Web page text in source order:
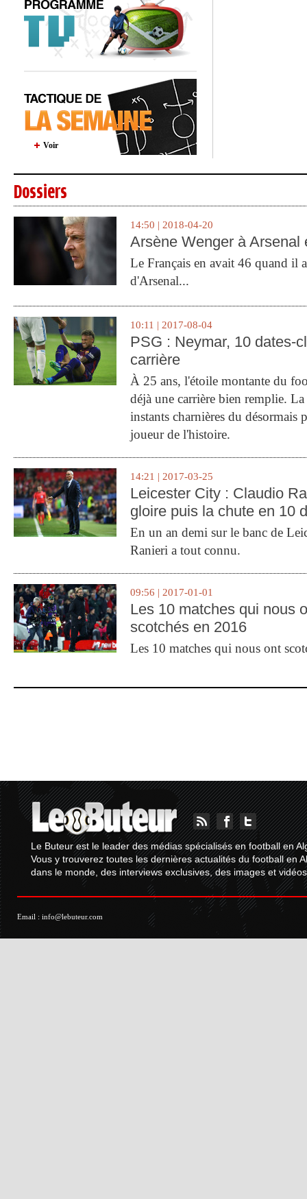
Voir
Dossiers
14:50 | 2018-04-20
Arsène Wenger à Arsenal
Le Français en avait 46 quand il
d'Arsenal...
10:11 | 2017-08-04
PSG : Neymar, 10 dates-
carrière
À 25 ans, l'étoile montante du
déjà une carrière bien remplie.
instants charnières du désormais
joueur de l'histoire.
14:21 | 2017-03-25
Leicester City : Claudio
gloire puis la chute en 10
En un an demi sur le banc de
Ranieri a tout connu.
09:56 | 2017-01-01
Les 10 matches qui nous
scotchés en 2016
Les 10 matches qui nous ont
Le Buteur est le leader des médias spécialisés en football en
Vous y trouverez toutes les dernières actualités du football en
dans le monde, des interviews exclusives, des images et
Email : info@lebuteur.com